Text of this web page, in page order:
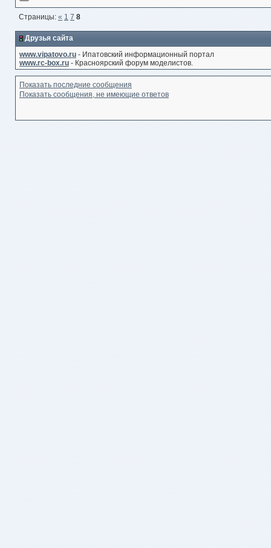
Страницы:« 1 7 8
Друзья сайта
www.vipatovo.ru - Ипатовский информационный портал
www.rc-box.ru - Красноярский форум моделистов.
Показать последние сообщения
Показать сообщения, не имеющие ответов